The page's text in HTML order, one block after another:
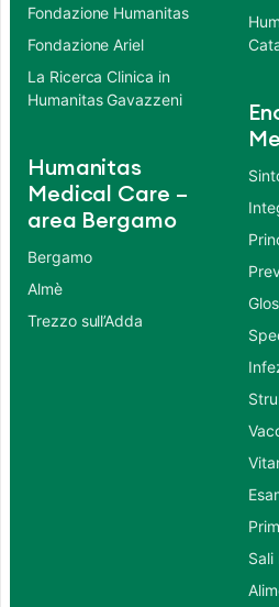
Fondazione Humanitas
Fondazione Ariel
La Ricerca Clinica in
Humanitas Gavazzeni
Humanitas
Medical Care –
area Bergamo
Bergamo
Almè
Trezzo sull’Adda
Sali